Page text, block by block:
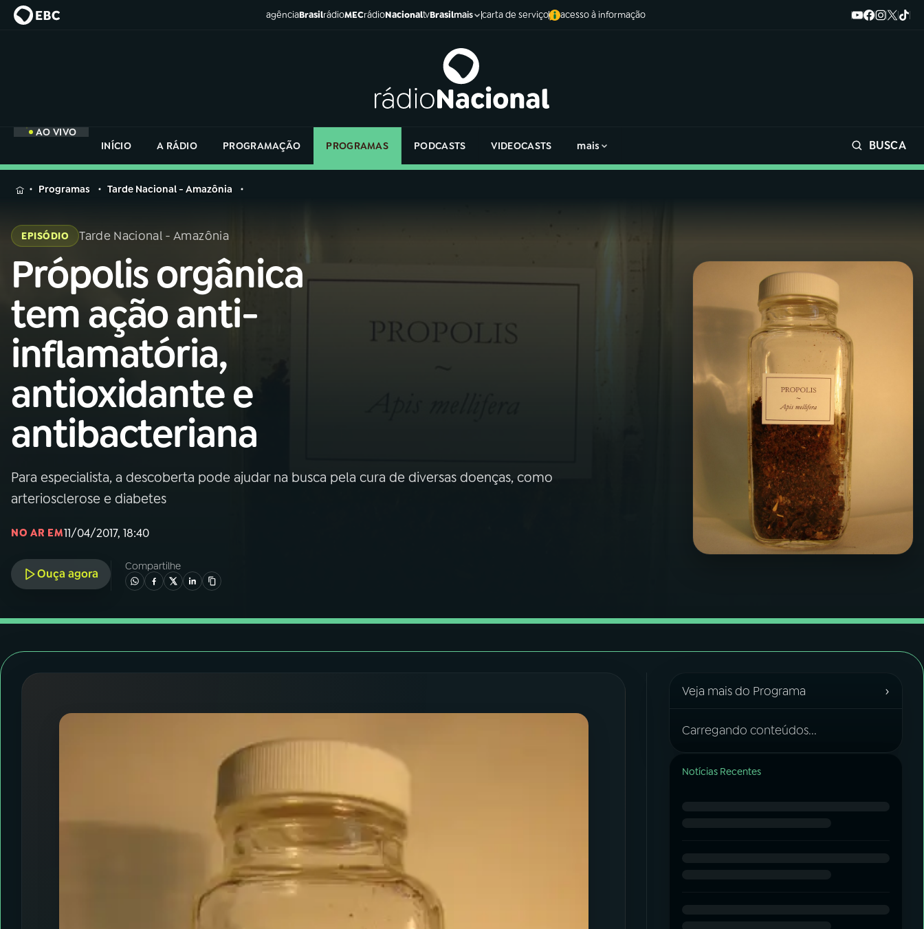
agênciaBrasilrádioMECrádioNacionaltvBrasilmais carta de serviço acesso à informação
AO VIVO
INÍCIO
A RÁDIO PROGRAMAÇÃO PROGRAMAS PODCASTS VIDEOCASTS mais BUSCA
MENU
Buscar
na
Rádio
Nacional
AO VIVO
01INÍCIO
02A RÁDIO
03 PROGRAMAÇÃO
04PROGRAMAS
05 PODCASTS
06VIDEOCASTS
07ÚLTIMAS
na
Rádio
Nacional
Programas Tarde Nacional - Amazônia
EPISÓDIO Tarde Nacional - Amazônia
Própolis orgânica
tem ação anti-
inflamatória,
antioxidante e
antibacteriana
Para especialista, a descoberta pode ajudar na busca pela cura de diversas doenças, como
arteriosclerose e diabetes
NO AR EM11/04/2017, 18:40
Ouça agora
Compartilhe
Veja mais do Programa ›
Carregando conteúdos...
Notícias Recentes